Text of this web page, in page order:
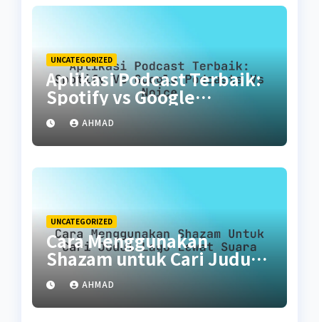
UNCATEGORIZED
Aplikasi Podcast Terbaik:
Spotify vs Google
Podcasts vs Noice
AHMAD
UNCATEGORIZED
Cara Menggunakan
Shazam untuk Cari Judul
Lagu Lewat Suara
AHMAD